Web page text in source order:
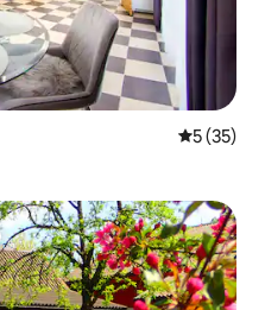
5 (35)
plus appréciés